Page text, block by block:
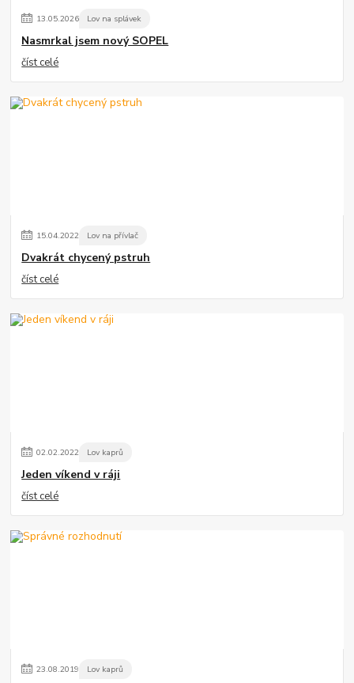
13.05.2026 Lov na splávek
Nasmrkal jsem nový SOPEL
číst celé
15.04.2022 Lov na přívlač
Dvakrát chycený pstruh
číst celé
02.02.2022 Lov kaprů
Jeden víkend v ráji
číst celé
23.08.2019 Lov kaprů